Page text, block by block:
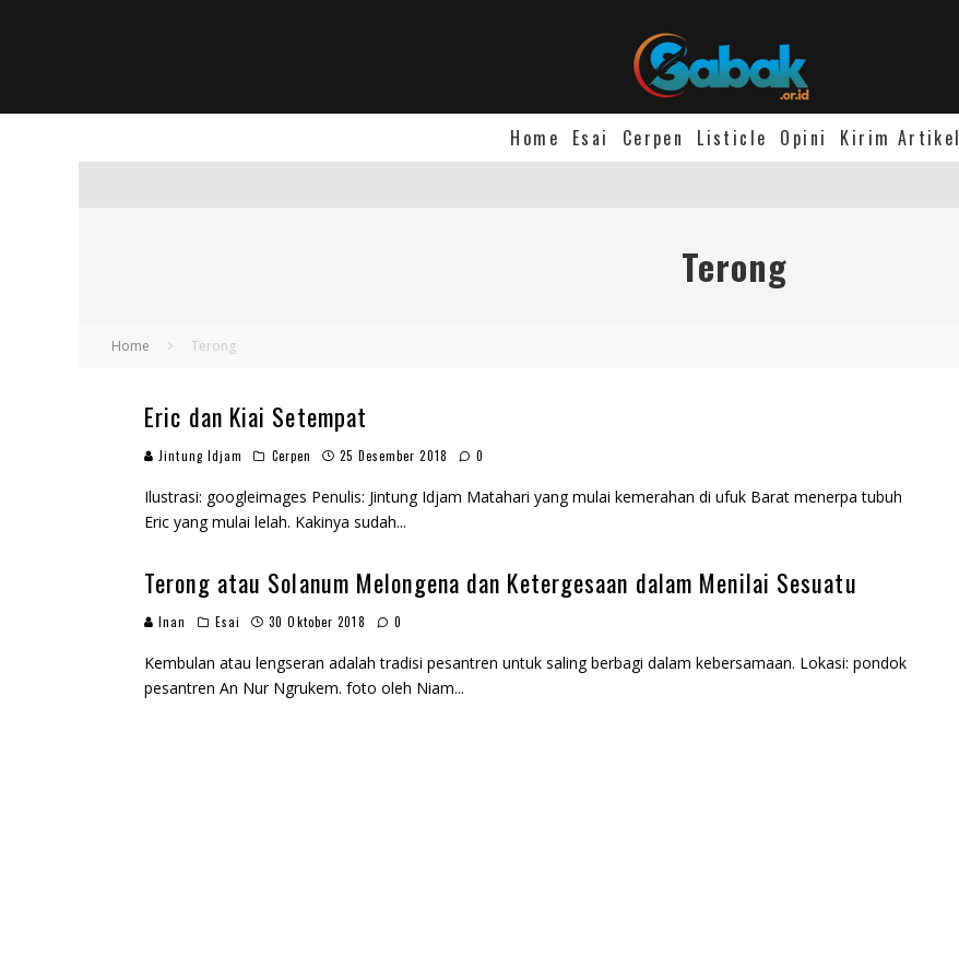
Home Esai Cerpen Listicle Opini Kirim Artikel
Terong
Home Terong
Eric dan Kiai Setempat
Jintung Idjam Cerpen 25 Desember 2018 0
Ilustrasi: googleimages Penulis: Jintung Idjam Matahari yang mulai kemerahan di ufuk Barat menerpa tubuh
Eric yang mulai lelah. Kakinya sudah...
Terong atau Solanum Melongena dan Ketergesaan dalam Menilai Sesuatu
Inan Esai 30 Oktober 2018 0
Kembulan atau lengseran adalah tradisi pesantren untuk saling berbagi dalam kebersamaan. Lokasi: pondok
pesantren An Nur Ngrukem. foto oleh Niam...